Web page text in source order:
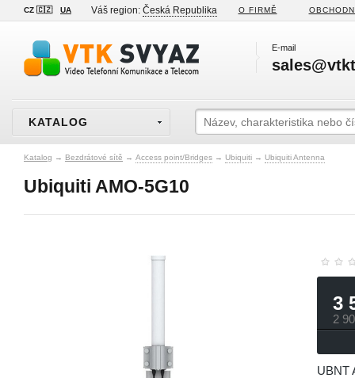
CZ 🇨🇿 UA Váš region: Česká Republika O FIRMĚ
E-mail
KATALOG
Katalog → Bezdrátové sítě → Access point/Bridges → Ubiquiti → Ubiquiti Antenna
Ubiquiti AMO-5G10
3
2
UBNT